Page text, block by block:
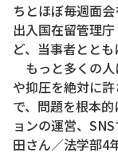
ちとほぼ毎週面
出入国在留管理
ど、当事者ととも
もっと多くの人
や抑圧を絶対に
で、問題を根本
ョンの運営、
田さん／法学部4年